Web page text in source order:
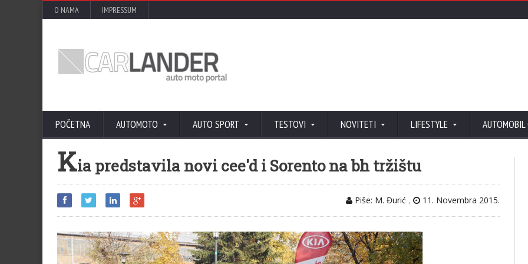
O NAMA IMPRESSUM
POČETNA AUTOMOTO AUTO SPORT TESTOVI NOVITETI LIFESTYLE AUTOMOBIL
Kia predstavila novi cee'd i Sorento na bh tržištu
Piše: M. Đurić , 11. Novembra 2015.